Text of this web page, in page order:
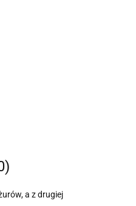
a z drugiej